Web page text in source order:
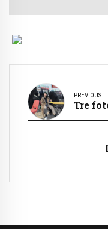
PREVIOUS
Tre